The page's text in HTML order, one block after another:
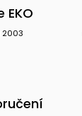
EKO
2003